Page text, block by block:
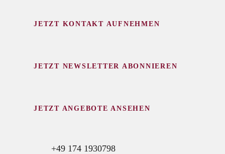
JETZT KONTAKT AUFNEHMEN
JETZT NEWSLETTER ABONNIEREN
JETZT ANGEBOTE ANSEHEN
+49 174 1930798